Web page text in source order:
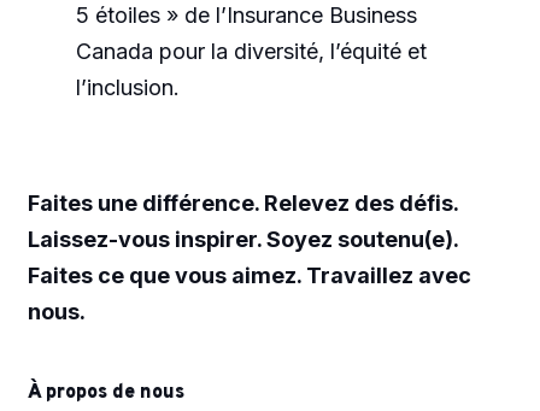
5 étoiles » de l’Insurance Business
Canada pour la diversité, l’équité et
l’inclusion.
Faites une différence. Relevez des défis.
Laissez-vous inspirer. Soyez soutenu(e).
Faites ce que vous aimez. Travaillez avec
nous.
À propos de nous